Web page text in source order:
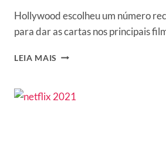
Hollywood escolheu um número
para dar as cartas nos principais
LEIA MAIS GIRL
MULHERES